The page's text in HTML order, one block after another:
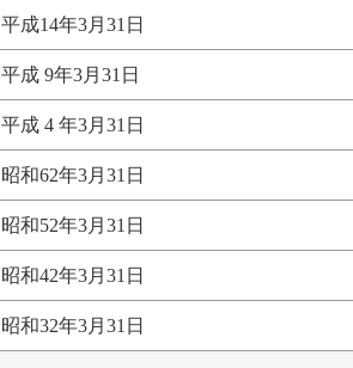
成14年3月31日
成 9年3月31日
成 4 年3月31日
和62年3月31日
和52年3月31日
和42年3月31日
和32年3月31日